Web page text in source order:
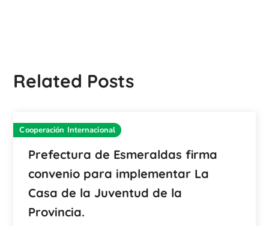
Related Posts
Cooperación Internacional
Prefectura de Esmeraldas firma
convenio para implementar La
Casa de la Juventud de la
Provincia.